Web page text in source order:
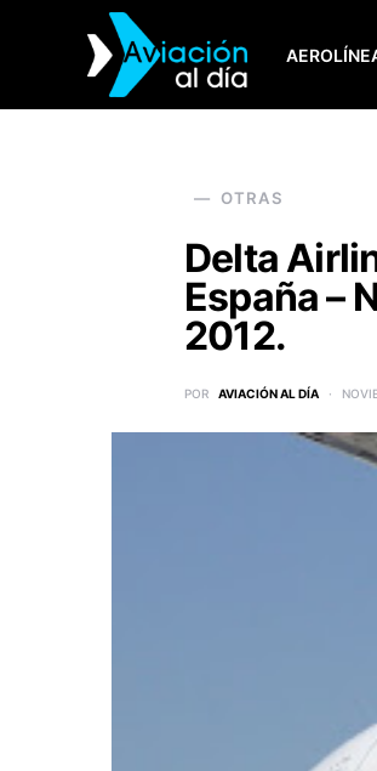
SEARCH FOR:
OTRAS
Delta
España –
2012.
POR AVIACIÓN AL DÍA